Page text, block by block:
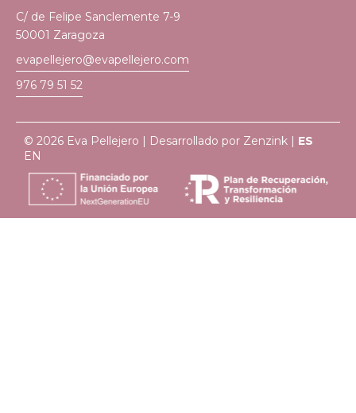
C/ de Felipe Sanclemente 7-9
50001 Zaragoza
evapellejero@evapellejero.com
976 79 51 52
© 2026 Eva Pellejero | Desarrollado por Zenzink
ES
EN